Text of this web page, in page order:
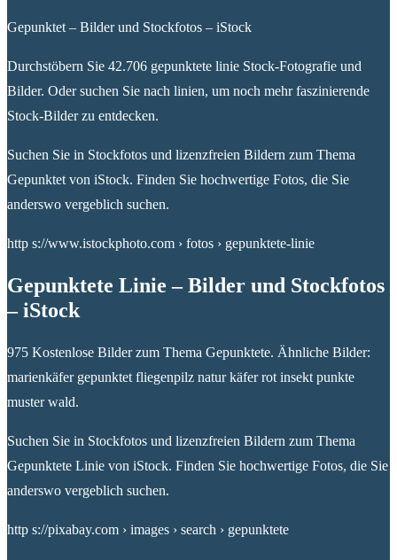
Gepunktet – Bilder und Stockfotos – iStock
Durchstöbern Sie 42.706 gepunktete linie Stock-Fotografie und
Bilder. Oder suchen Sie nach linien, um noch mehr faszinierende
Stock-Bilder zu entdecken.
Suchen Sie in Stockfotos und lizenzfreien Bildern zum Thema
Gepunktet von iStock. Finden Sie hochwertige Fotos, die Sie
anderswo vergeblich suchen.
http s://www.istockphoto.com › fotos › gepunktete-linie
Gepunktete Linie – Bilder und Stockfotos
– iStock
975 Kostenlose Bilder zum Thema Gepunktete. Ähnliche Bilder:
marienkäfer gepunktet fliegenpilz natur käfer rot insekt punkte
muster wald.
Suchen Sie in Stockfotos und lizenzfreien Bildern zum Thema
Gepunktete Linie von iStock. Finden Sie hochwertige Fotos, die Sie
anderswo vergeblich suchen.
http s://pixabay.com › images › search › gepunktete